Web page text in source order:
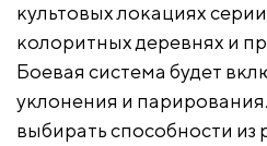
культовых локациях
колоритных деревнях и
Боевая система будет
уклонения и
выбирать способности из